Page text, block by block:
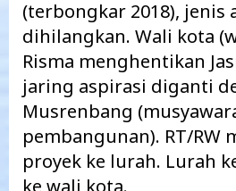
(terbongkar 2018), jenis
dihilangkan. Wali kota
Risma menghentikan
jaring aspirasi diganti
Musrenbang
pembangunan). RT/RW
proyek ke lurah. Lurah
ke wali kota.